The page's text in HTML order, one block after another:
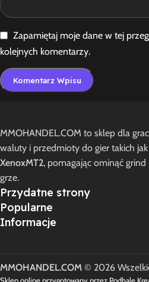
Zapamiętaj moje dane w tej
kolejnych komentarzy.
MMOHANDEL.COM to sklep dla
waluty i przedmioty do gier takich jak
XenoxMT2, pomagając ominąć
grze.
Przydatne strony
Popularne
Informacje
MMOHANDEL.COM © 2026
Sklep online przygotowany przez Podhale